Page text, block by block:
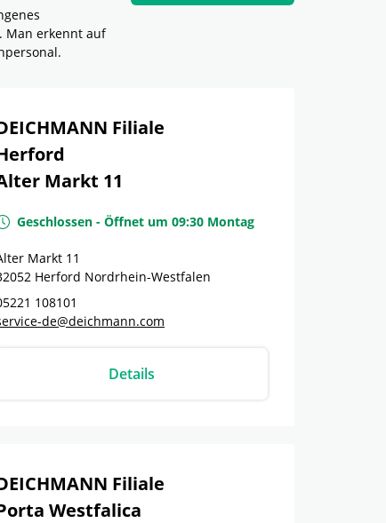
Man erkennt auf
Filiale
Markt 11
Geschlossen - Öffnet um 09:30 Montag
Markt 11
Herford Nordrhein-Westfalen
108101
de@deichmann.com
Details
Filiale
Westfalica